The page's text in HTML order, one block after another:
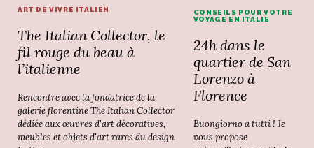
ART DE VIVRE ITALIEN
The Italian Collector, le
fil rouge du beau à
l’italienne
Rencontre avec la fondatrice de la
galerie florentine The Italian Collector
dédiée aux œuvres d'art décoratives,
meubles et objets d'art rares du design
CONSEILS POUR VOTRE
VOYAGE EN ITALIE
24h dans le
quartier de San
Lorenzo à
Florence
Buongiorno a tutti ! Je
vous propose